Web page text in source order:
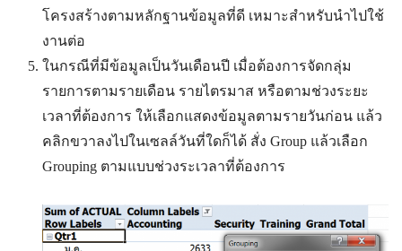
โครงสร้างตามหลักฐานข้อมูลที่ดี เหมาะสำหรับนำไปใช้
งานต่อ
ในกรณีที่มีข้อมูลเป็นวันเดือนปี เมื่อต้องการจัดกลุ่ม
รายการตามรายเดือน รายไตรมาส หรือตามช่วงระยะ
เวลาที่ต้องการ ให้เลือกแสดงข้อมูลตามรายวันก่อน แล้ว
คลิกขวาลงไปในเซลล์วันที่ใดก็ได้ สั่ง Group แล้วเลือก
Grouping ตามแบบช่วงระเวลาที่ต้องการ